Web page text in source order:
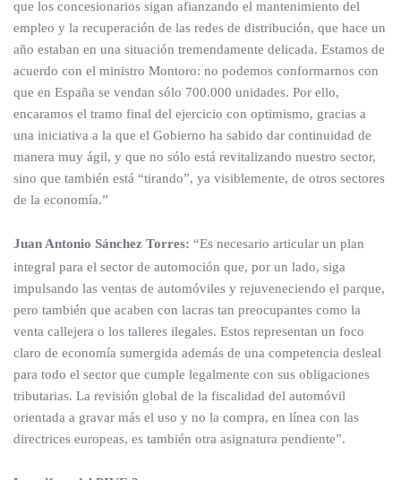
que los concesionarios sigan afianzando el mantenimiento del
empleo y la recuperación de las redes de distribución, que hace un
año estaban en una situación tremendamente delicada. Estamos de
acuerdo con el ministro Montoro: no podemos conformarnos con
que en España se vendan sólo 700.000 unidades. Por ello,
encaramos el tramo final del ejercicio con optimismo, gracias a
una iniciativa a la que el Gobierno ha sabido dar continuidad de
manera muy ágil, y que no sólo está revitalizando nuestro sector,
sino que también está “tirando”, ya visiblemente, de otros sectores
de la economía.”
Juan Antonio Sánchez Torres: “Es necesario articular un plan
integral para el sector de automoción que, por un lado, siga
impulsando las ventas de automóviles y rejuveneciendo el parque,
pero también que acaben con lacras tan preocupantes como la
venta callejera o los talleres ilegales. Estos representan un foco
claro de economía sumergida además de una competencia desleal
para todo el sector que cumple legalmente con sus obligaciones
tributarias. La revisión global de la fiscalidad del automóvil
orientada a gravar más el uso y no la compra, en línea con las
directrices europeas, es también otra asignatura pendiente”.